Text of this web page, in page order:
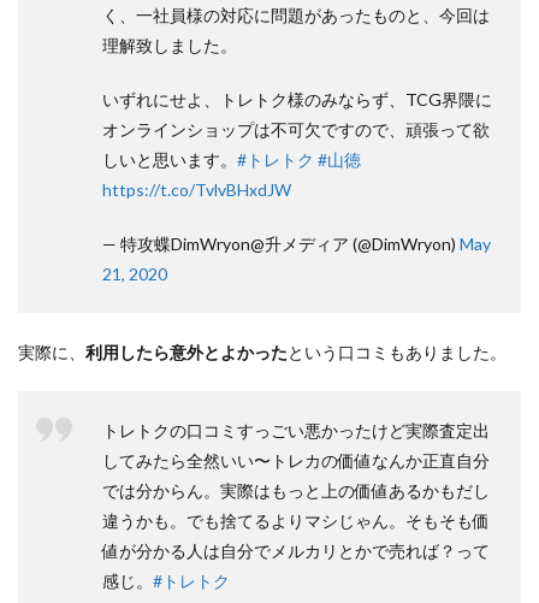
く、一社員様の対応に問題があったものと、今回は
理解致しました。
いずれにせよ、トレトク様のみならず、TCG界隈に
オンラインショップは不可欠ですので、頑張って欲
しいと思います。 #トレトク #山徳
https://t.co/TvlvBHxdJW
— 特攻蝶DimWryon@升メディア (@DimWryon) May
21, 2020
実際に、 利用したら意外とよかったという口コミもありました。
トレトクの口コミすっごい悪かったけど実際査定出
してみたら全然いい〜トレカの価値なんか正直自分
では分からん。実際はもっと上の価値あるかもだし
違うかも。でも捨てるよりマシじゃん。そもそも価
値が分かる人は自分でメルカリとかで売れば？って
感じ。 #トレトク